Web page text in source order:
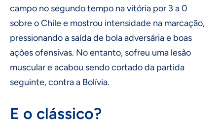
campo no segundo tempo na vitória por 3 a 0
sobre o Chile e mostrou intensidade na marcação,
pressionando a saída de bola adversária e boas
ações ofensivas. No entanto, sofreu uma lesão
muscular e acabou sendo cortado da partida
seguinte, contra a Bolívia.
E o clássico?